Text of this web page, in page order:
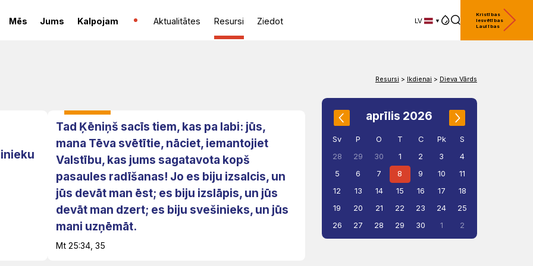
Mēs Jums Kalpojam Aktualitātes Resursi Ziedot
LV
Kristības
Iesvētības
Laulības
Resursi > Ikdienai > Dieva Vārds
Tad Ķēniņš sacīs tiem, kas pa labi: jūs,
mana Tēva svētītie, nāciet, iemantojiet
Valstību, kas jums sagatavota kopš
pasaules radīšanas! Jo es biju izsalcis, un
jūs devāt man ēst; es biju izslāpis, un jūs
devāt man dzert; es biju svešinieks, un jūs
mani uzņēmāt.
Mt 25:34, 35
aprīlis 2026
Sv P O T C Pk
S
28
29 30 1 2 3
4
5
6 7 8 9 10
11
12
13 14 15 16 17
18
19
20 21 22 23 24
25
26
27 28 29 30 1 2